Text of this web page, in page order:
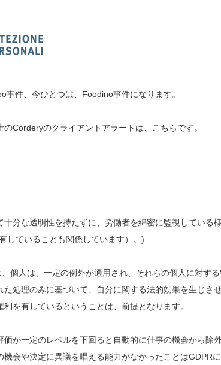
件、今ひとつは、Foodino事件になります。
Corderyのクライアントアラートは、 こちらです。
分な透明性を持たずに、労働者を綿密に監視している
していることも関係しています）。)
個人は、一定の例外が適用され、それらの個人に対す
処理のみに基づいて、自分に関する法的効果を生じさ
を有しているということは、前提となります。
が一定のレベルを下回ると自動的に仕事の機会から除
会や決定に異議を唱える能力がなかったことはGDPR